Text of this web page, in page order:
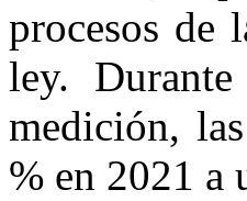
procesos de
ley.
medición,
% en 2021 a